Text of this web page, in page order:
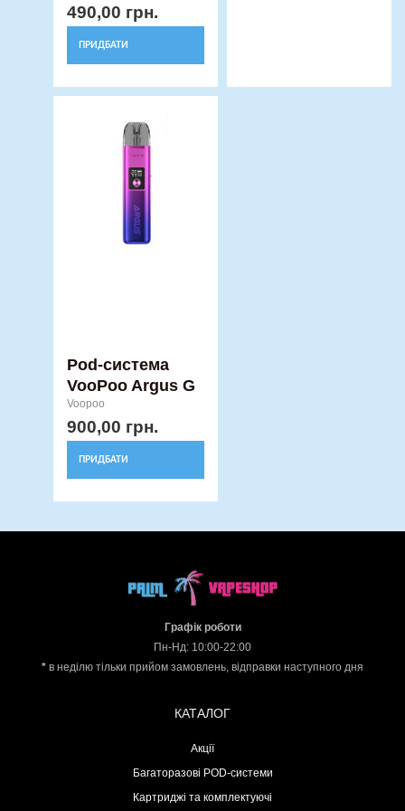
490,00 грн.
ПРИДБАТИ
Pod-система
VooPoo Argus G
Voopoo
900,00 грн.
ПРИДБАТИ
варіантів.
Параметри
Графік роботи
Пн-Нд: 10:00-22:00
* в неділю тільки прийом замовлень, відправки наступного дня
КАТАЛОГ
Акції
Багаторазові POD-системи
Картриджі та комплектуючі